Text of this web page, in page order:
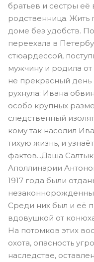
братьев и сестры её
родственница.
доме без удобств.
переехала в
стюардессой,
мужчину и родила
не прекрасный
рухнула: Ивана
особо крупных
следственный
кому так насолил
тихую жизнь, и
фактов...Даша
Аполлинарии
1917 года были
Среди них был и её
вдовушкой от
На потомков этих
охота, опасность
наследстве,